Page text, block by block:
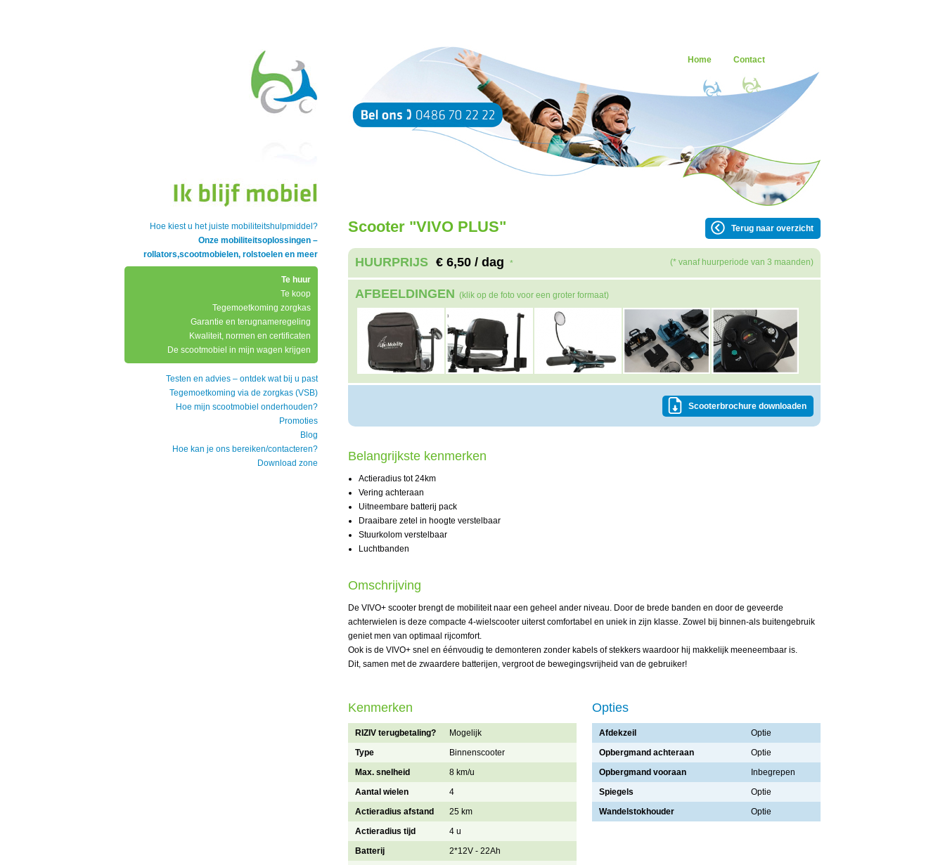
Hoe kiest u het juiste mobiliteitshulpmiddel?
Onze mobiliteitsoplossingen –
rollators,scootmobielen, rolstoelen en meer
Te huur
Te koop
Tegemoetkoming zorgkas
Garantie en terugnameregeling
Kwaliteit, normen en certificaten
De scootmobiel in mijn wagen krijgen
Testen en advies – ontdek wat bij u past
Tegemoetkoming via de zorgkas (VSB)
Hoe mijn scootmobiel onderhouden?
Promoties
Blog
Hoe kan je ons bereiken/contacteren?
Download zone
Home Contact
Scooter "VIVO PLUS" Terug naar overzicht
HUURPRIJS € 6,50 / dag * (* vanaf huurperiode van 3 maanden)
AFBEELDINGEN (klik op de foto voor een groter formaat)
Scooterbrochure downloaden
Belangrijkste kenmerken
Actieradius tot 24km
Vering achteraan
Uitneembare batterij pack
Draaibare zetel in hoogte verstelbaar
Stuurkolom verstelbaar
Luchtbanden
Omschrijving
De VIVO+ scooter brengt de mobiliteit naar een geheel ander niveau. Door de brede banden en door de geveerde
achterwielen is deze compacte 4-wielscooter uiterst comfortabel en uniek in zijn klasse. Zowel bij binnen-als buitengebruik
geniet men van optimaal rijcomfort.
Ook is de VIVO+ snel en éénvoudig te demonteren zonder kabels of stekkers waardoor hij makkelijk meeneembaar is.
Dit, samen met de zwaardere batterijen, vergroot de bewegingsvrijheid van de gebruiker!
Kenmerken
RIZIV terugbetaling?
Mogelijk
Type
Binnenscooter
Max. snelheid
8 km/u
Aantal wielen
4
Actieradius afstand
25 km
Actieradius tijd
4 u
Batterij
2*12V - 22Ah
Opties
Afdekzeil
Optie
Opbergmand achteraan
Optie
Opbergmand vooraan
Inbegrepen
Spiegels
Optie
Wandelstokhouder
Optie